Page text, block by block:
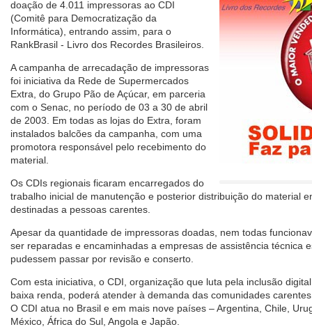
doação de 4.011 impressoras ao CDI
(Comitê para Democratização da
Informática), entrando assim, para o
RankBrasil - Livro dos Recordes Brasileiros.
A campanha de arrecadação de impressoras
foi iniciativa da Rede de Supermercados
Extra, do Grupo Pão de Açúcar, em parceria
com o Senac, no período de 03 a 30 de abril
de 2003. Em todas as lojas do Extra, foram
instalados balcões da campanha, com uma
promotora responsável pelo recebimento do
material.
Os CDIs regionais ficaram encarregados do
trabalho inicial de manutenção e posterior distribuição do material
destinadas a pessoas carentes.
Apesar da quantidade de impressoras doadas, nem todas
ser reparadas e encaminhadas a empresas de assistência técnica
pudessem passar por revisão e conserto.
Com esta iniciativa, o CDI, organização que luta pela inclusão
baixa renda, poderá atender à demanda das comunidades
O CDI atua no Brasil e em mais nove países – Argentina, Chile,
México, África do Sul, Angola e Japão.